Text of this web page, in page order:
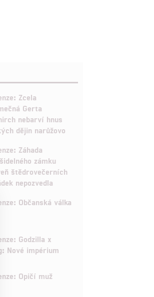
Zcela
Gerta
nebarví hnus
dějin narůžovo
Záhada
zámku
štědrovečerních
nepozvedla
Občanská válka
Godzilla x
Nové impérium
Opičí muž